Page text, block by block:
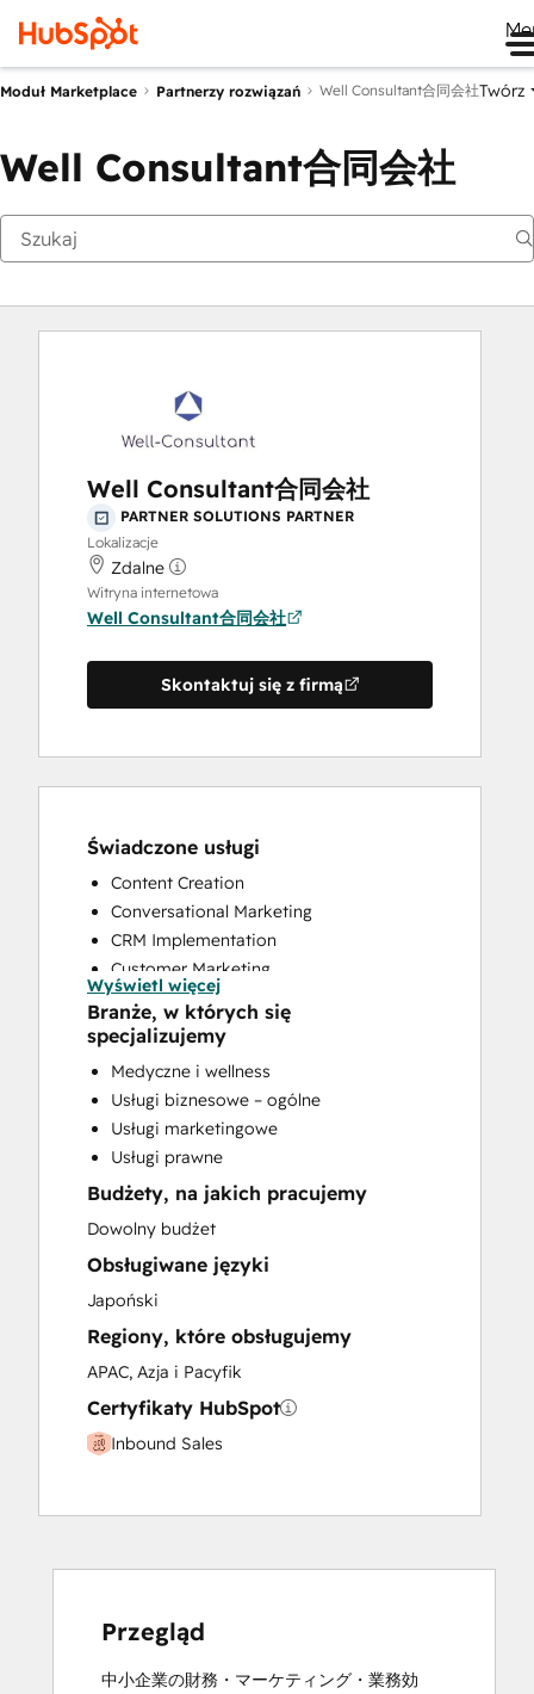
Moduł Marketplace Partnerzy rozwiązań Well Consultant合同会社Twórz
Well Consultant合同会社
Well Consultant合同会社
PARTNER SOLUTIONS PARTNER
Lokalizacje
Zdalne
Witryna internetowa
Well Consultant合同会社
Skontaktuj się z firmą
Świadczone usługi
Content Creation
Conversational Marketing
CRM Implementation
Customer Marketing
Customer Survey and Analysis
Email Marketing
Full Inbound Marketing Services
Paid Advertising
Programmable Automation
Wyświetl więcej
Branże, w których się
specjalizujemy
Medyczne i wellness
Usługi biznesowe – ogólne
Usługi marketingowe
Usługi prawne
Budżety, na jakich pracujemy
Dowolny budżet
Obsługiwane języki
Japoński
Regiony, które obsługujemy
APAC, Azja i Pacyfik
Certyfikaty HubSpot
Inbound Sales
Przegląd
中小企業の財務・マーケティング・業務効